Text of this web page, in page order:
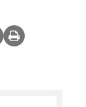
Print this Page